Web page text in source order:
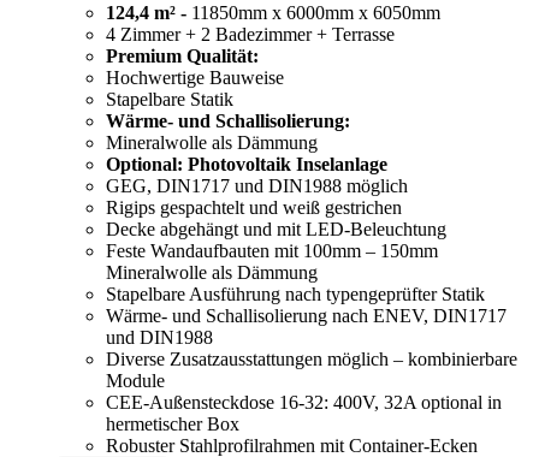
124,4 m² - 11850mm x 6000mm x 6050mm
4 Zimmer + 2 Badezimmer + Terrasse
Premium Qualität:
Hochwertige Bauweise
Stapelbare Statik
Wärme- und Schallisolierung:
Mineralwolle als Dämmung
Optional: Photovoltaik Inselanlage
GEG, DIN1717 und DIN1988 möglich
Rigips gespachtelt und weiß gestrichen
Decke abgehängt und mit LED-Beleuchtung
Feste Wandaufbauten mit 100mm – 150mm
Mineralwolle als Dämmung
Stapelbare Ausführung nach typengeprüfter Statik
Wärme- und Schallisolierung nach ENEV, DIN1717
und DIN1988
Diverse Zusatzausstattungen möglich – kombinierbare
Module
CEE-Außensteckdose 16-32: 400V, 32A optional in
hermetischer Box
Robuster Stahlprofilrahmen mit Container-Ecken